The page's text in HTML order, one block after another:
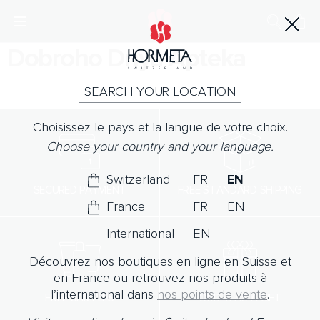
Dobroho Dnya Apteka
SECURED PAYMENT
FREE SAMPLES ORDER AS A GIFT
SEARCH YOUR LOCATION
Choisissez le pays et la langue de votre choix.
Choose your country and your language.
Switzerland FR
EN
France
FR
EN
International
EN
Découvrez nos boutiques en ligne en Suisse et
en France ou retrouvez nos produits à
l’international dans nos points de vente.